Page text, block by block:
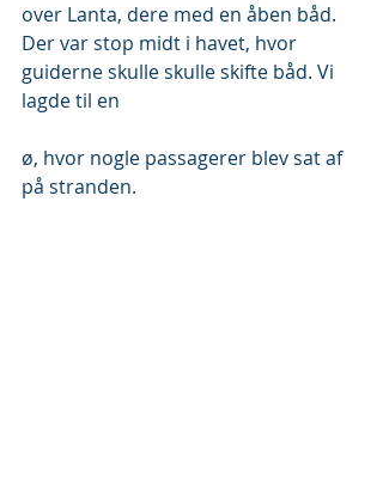
over Lanta, dere med en åben båd.
Der var stop midt i havet, hvor
guiderne skulle skulle skifte båd. Vi
lagde til en
ø, hvor nogle passagerer blev sat af
på stranden.